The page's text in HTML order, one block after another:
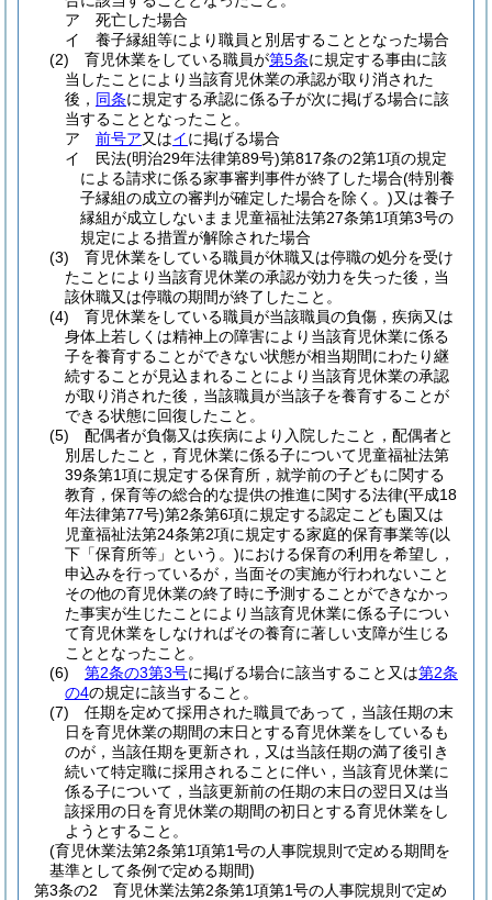
ア
死亡した場合
イ
養子縁組等により職員と別居することとなった場合
(2)
育児休業をしている職員が第5条に規定する事由に該
当したことにより当該育児休業の承認が取り消された
後， 同条に規定する承認に係る子が次に掲げる場合に該
当することとなったこと。
ア
前号ア又はイに掲げる場合
イ
民法(明治29年法律第89号)第817条の2第1項の規定
による請求に係る家事審判事件が終了した場合(特別養
子縁組の成立の審判が確定した場合を除く。)又は養子
縁組が成立しないまま児童福祉法第27条第1項第3号の
規定による措置が解除された場合
(3)
育児休業をしている職員が休職又は停職の処分を受け
たことにより当該育児休業の承認が効力を失った後，当
該休職又は停職の期間が終了したこと。
(4)
育児休業をしている職員が当該職員の負傷，疾病又は
身体上若しくは精神上の障害により当該育児休業に係る
子を養育することができない状態が相当期間にわたり継
続することが見込まれることにより当該育児休業の承認
が取り消された後，当該職員が当該子を養育することが
できる状態に回復したこと。
(5)
配偶者が負傷又は疾病により入院したこと，配偶者と
別居したこと，育児休業に係る子について児童福祉法第
39条第1項に規定する保育所，就学前の子どもに関する
教育，保育等の総合的な提供の推進に関する法律(平成18
年法律第77号)第2条第6項に規定する認定こども園又は
児童福祉法第24条第2項に規定する家庭的保育事業等(以
下「保育所等」という。)における保育の利用を希望し，
申込みを行っているが，当面その実施が行われないこと
その他の育児休業の終了時に予測することができなかっ
た事実が生じたことにより当該育児休業に係る子につい
て育児休業をしなければその養育に著しい支障が生じる
こととなったこと。
(6)
第2条の3第3号に掲げる場合に該当すること又は第2条
の4の規定に該当すること。
(7)
任期を定めて採用された職員であって，当該任期の末
日を育児休業の期間の末日とする育児休業をしているも
のが，当該任期を更新され，又は当該任期の満了後引き
続いて特定職に採用されることに伴い，当該育児休業に
係る子について，当該更新前の任期の末日の翌日又は当
該採用の日を育児休業の期間の初日とする育児休業をし
ようとすること。
(育児休業法第2条第1項第1号の人事院規則で定める期間を
基準として条例で定める期間)
第3条の2
育児休業法第2条第1項第1号の人事院規則で定め